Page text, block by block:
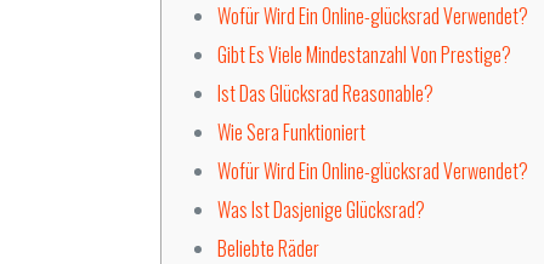
Wofür Wird Ein Online-glücksrad Verwendet?
Gibt Es Viele Mindestanzahl Von Prestige?
Ist Das Glücksrad Reasonable?
Wie Sera Funktioniert
Wofür Wird Ein Online-glücksrad Verwendet?
Was Ist Dasjenige Glücksrad?
Beliebte Räder